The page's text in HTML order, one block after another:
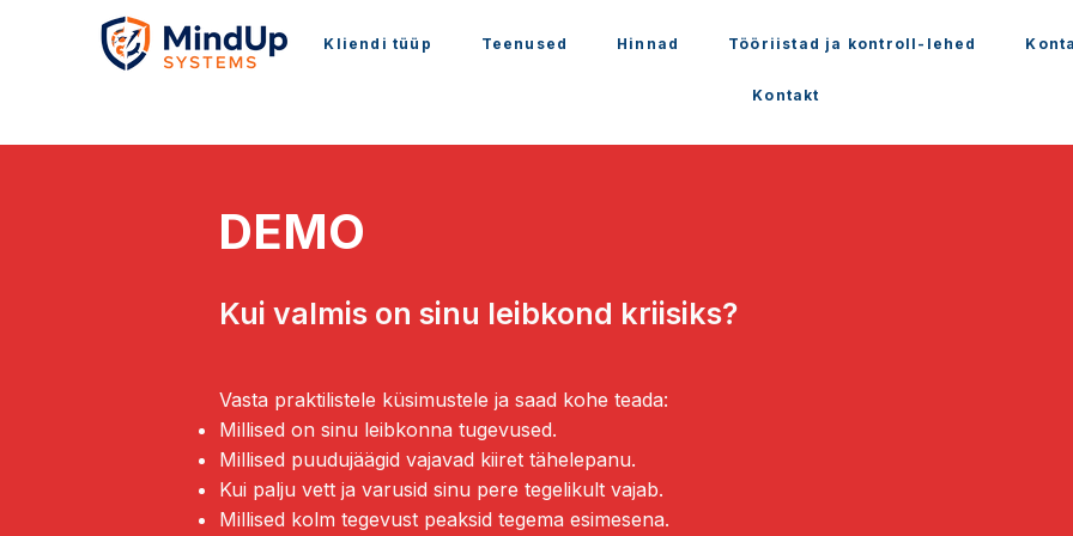
Kliendi tüüp Teenused Hinnad Tööriistad ja kontroll-lehed
Kontakt
DEMO
Kui valmis on sinu leibkond kriisiks?
Vasta praktilistele küsimustele ja saad kohe teada:
Millised on sinu leibkonna tugevused.
Millised puudujäägid vajavad kiiret tähelepanu.
Kui palju vett ja varusid sinu pere tegelikult vajab.
Millised kolm tegevust peaksid tegema esimesena.